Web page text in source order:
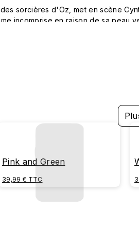
sorcières d'Oz, met en scène
incomprise en raison de sa peau
Pink and Green
39,99 € TTC